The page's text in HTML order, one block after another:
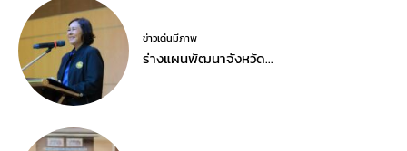
ข่าวเด่นมีภาพ
ร่างแผนพัฒนาจังหวัด…